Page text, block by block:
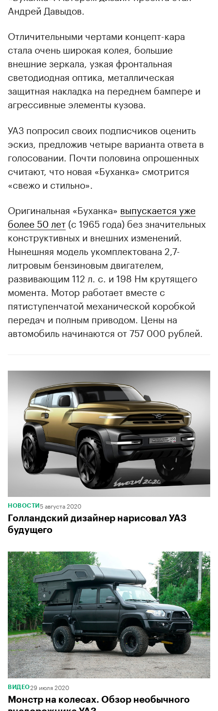
Андрей Давыдов.
Отличительными чертами концепт-кара
стала очень широкая колея, большие
внешние зеркала, узкая фронтальная
светодиодная оптика, металлическая
защитная накладка на переднем бампере и
агрессивные элементы кузова.
УАЗ попросил своих подписчиков оценить
эскиз, предложив четыре варианта ответа в
голосовании. Почти половина опрошенных
считают, что новая «Буханка» смотрится
«свежо и стильно».
Оригинальная «Буханка» выпускается уже
более 50 лет (с 1965 года) без значительных
конструктивных и внешних изменений.
Нынешняя модель укомплектована 2,7-
литровым бензиновым двигателем,
развивающим 112 л. с. и 198 Нм крутящего
момента. Мотор работает вместе с
пятиступенчатой механической коробкой
передач и полным приводом. Цены на
автомобиль начинаются от 757 000 рублей.
НОВОСТИ 5 августа 2020
Голландский дизайнер нарисовал УАЗ
будущего
ВИДЕО29 июля 2020
Монстр на колесах. Обзор необычного